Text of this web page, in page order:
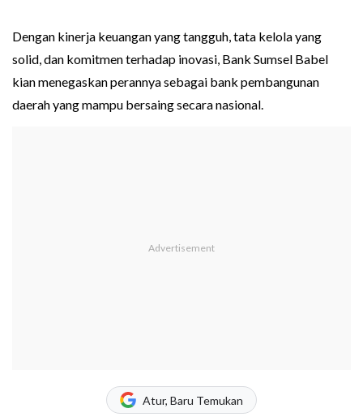
Dengan kinerja keuangan yang tangguh, tata kelola yang
solid, dan komitmen terhadap inovasi, Bank Sumsel Babel
kian menegaskan perannya sebagai bank pembangunan
daerah yang mampu bersaing secara nasional.
Atur, Baru Temukan